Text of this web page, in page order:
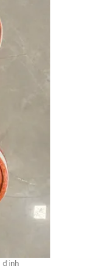
định